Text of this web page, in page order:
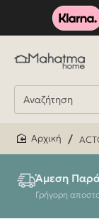
Άμεση
Γρήγορη